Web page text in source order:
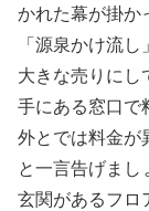
かれた幕が掛か
「源泉かけ流
大きな売りにし
手にある窓口で
外とでは料金が
と一言告げまし
玄関があるフロ